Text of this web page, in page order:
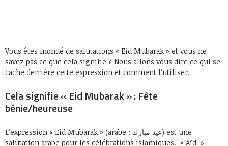
Vous êtes inondé de salutations « Eid Mubarak » et vous ne
savez pas ce que cela signifie ? Nous allons vous dire ce qui se
cache derrière cette expression et comment l’utiliser.
Cela signifie « Eid Mubarak » : Fête
bénie/heureuse
L’expression « Eid Mubarak » (arabe : عيد مبارك) est une
salutation arabe pour les célébrations islamiques. » Aïd »